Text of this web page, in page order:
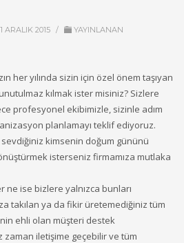
ARALIK 2015 /
YAYINLANAN
her yılında sizin için özel önem taşıyan
kılmak ister misiniz? Sizlere
profesyonel ekibimizle, sizinle adım
planlamayı teklif ediyoruz.
kimsenin doğum gününü
isterseniz firmamıza mutlaka
ise bizlere yalnızca bunları
takılan ya da fikir üretemediğiniz tüm
ehli olan müşteri destek
iletişime geçebilir ve tüm